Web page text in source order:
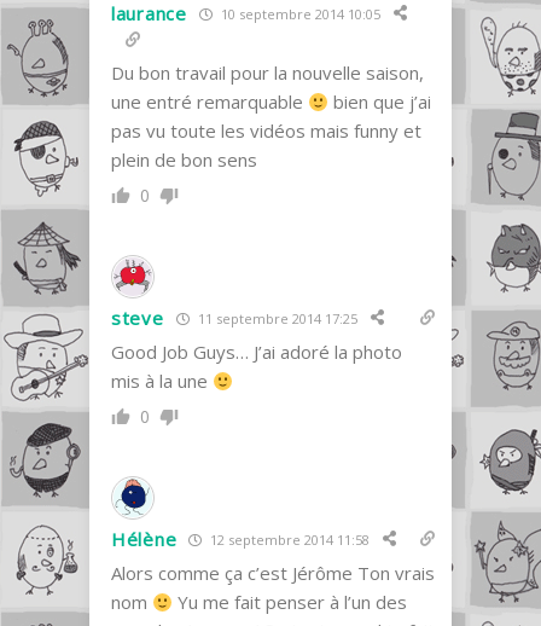
laurance 10 septembre 2014 10:05
Du bon travail pour la nouvelle saison,
une entré remarquable
bien que j’ai
pas vu toute les vidéos mais funny et
plein de bon sens
0
steve 11 septembre 2014 17:25
Good Job Guys… J’ai adoré la photo
mis à la une
0
Hélène 12 septembre 2014 11:58
Alors comme ça c’est Jérôme Ton vrais
nom
Yu me fait penser à l’un des